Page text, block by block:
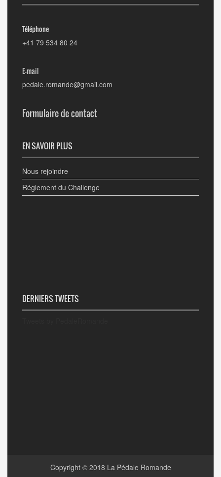
Téléphone
+41 79 534 80 24
E-mail
pedale.romande@gmail.com
Formulaire de contact
EN SAVOIR PLUS
Nous rejoindre
Réglement du Challenge
DERNIERS TWEETS
Copyright © 2018 La Pédale Romande